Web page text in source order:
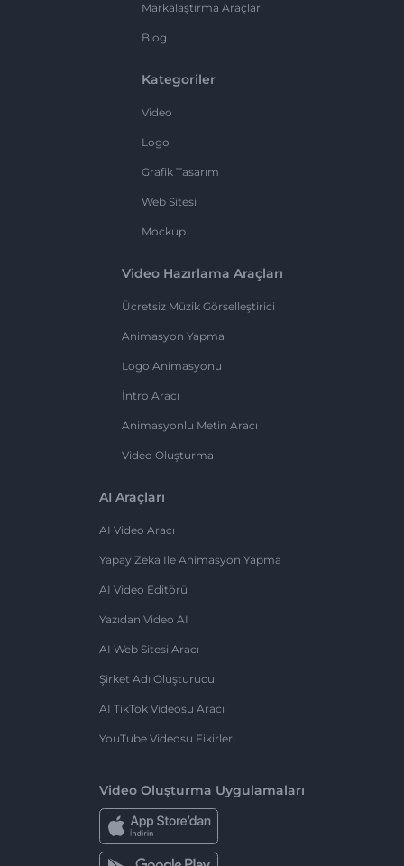
Markalaştırma Araçları
Blog
Kategoriler
Video
Logo
Grafik Tasarım
Web Sitesi
Mockup
Video Hazırlama Araçları
Ücretsiz Müzik Görselleştirici
Animasyon Yapma
Logo Animasyonu
İntro Aracı
Animasyonlu Metin Aracı
Video Oluşturma
AI Araçları
AI Video Aracı
Yapay Zeka Ile Animasyon Yapma
AI Video Editörü
Yazıdan Video AI
AI Web Sitesi Aracı
Şirket Adı Oluşturucu
AI TikTok Videosu Aracı
YouTube Videosu Fikirleri
Video Oluşturma Uygulamaları